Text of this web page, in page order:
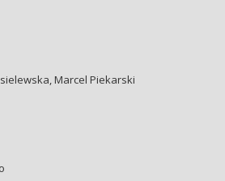
Marcel Piekarski